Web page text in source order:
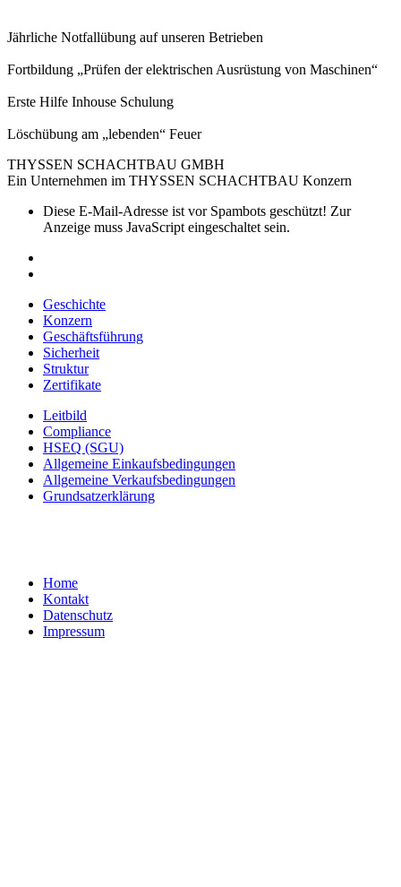
Jährliche Notfallübung auf unseren Betrieben
Fortbildung „Prüfen der elektrischen Ausrüstung von Maschinen“
Erste Hilfe Inhouse Schulung
Löschübung am „lebenden“ Feuer
THYSSEN SCHACHTBAU GMBH
Ein Unternehmen im THYSSEN SCHACHTBAU Konzern
Diese E-Mail-Adresse ist vor Spambots geschützt! Zur
Anzeige muss JavaScript eingeschaltet sein.
Geschichte
Konzern
Geschäftsführung
Sicherheit
Struktur
Zertifikate
Leitbild
Compliance
HSEQ (SGU)
Allgemeine Einkaufsbedingungen
Allgemeine Verkaufsbedingungen
Grundsatzerklärung
Home
Kontakt
Datenschutz
Impressum